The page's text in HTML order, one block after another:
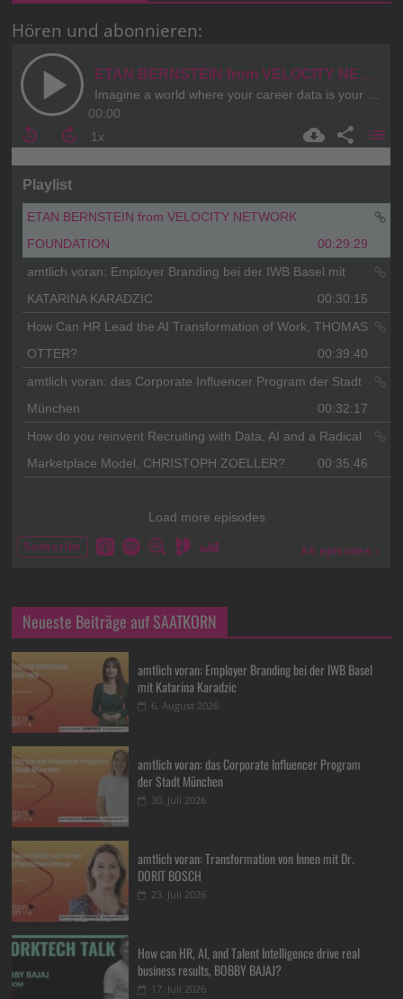
Hören und abonnieren:
Neueste Beiträge auf SAATKORN
amtlich voran: Employer Branding bei der IWB Basel
mit Katarina Karadzic
6. August 2026
amtlich voran: das Corporate Influencer Program
der Stadt München
30. Juli 2026
amtlich voran: Transformation von Innen mit Dr.
DORIT BOSCH
23. Juli 2026
How can HR, AI, and Talent Intelligence drive real
business results, BOBBY BAJAJ?
17. Juli 2026